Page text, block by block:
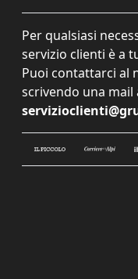
Per qualsiasi
servizio clienti è a
Puoi contattarci al
scrivendo una mail